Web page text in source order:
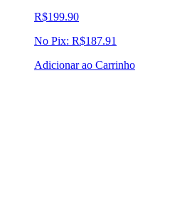
R$199.90
No Pix: R$187.91
Adicionar ao Carrinho